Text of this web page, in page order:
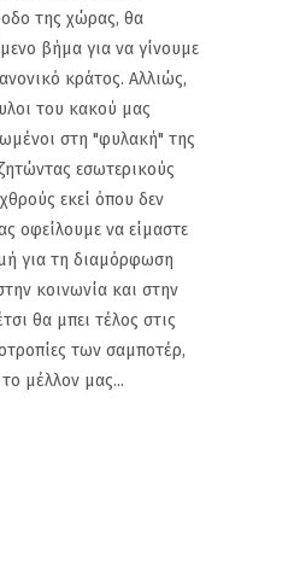
της χώρας, θα
βήμα για να γίνουμε
κράτος. Αλλιώς,
του κακού μας
στη "φυλακή" της
εσωτερικούς
εκεί όπου δεν
οφείλουμε να είμαστε
για τη διαμόρφωση
κοινωνία και στην
θα μπει τέλος στις
των σαμποτέρ,
μέλλον μας...